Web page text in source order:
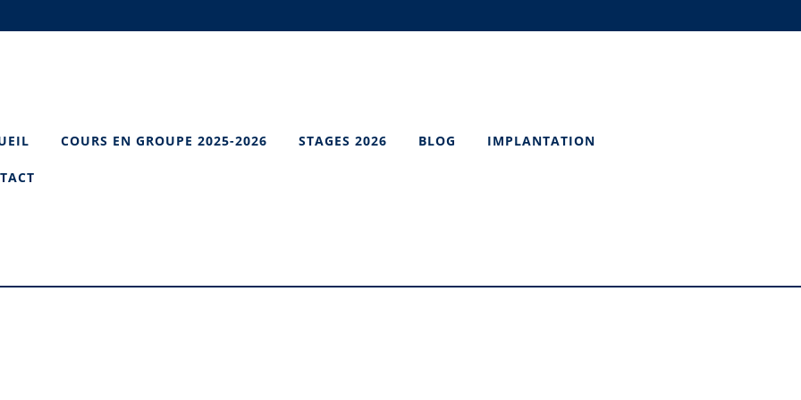
COURS EN GROUPE 2025-2026 STAGES 2026 BLOG IMPLANTATION